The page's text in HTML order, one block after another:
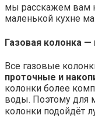
мы расскажем вам
маленькой кухне
Газовая колонка
Все газовые
проточные и
колонки более
воды. Поэтому для
колонки подойдёт